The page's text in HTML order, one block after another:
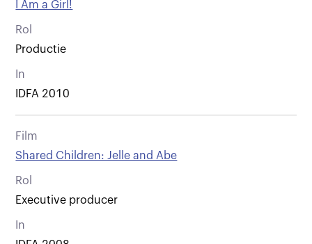
I Am a Girl!
Rol
Productie
In
IDFA 2010
Film
Shared Children: Jelle and Abe
Rol
Executive producer
In